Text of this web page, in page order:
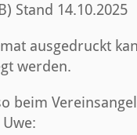
Stand 14.10.2025
ausgedruckt
werden.
beim